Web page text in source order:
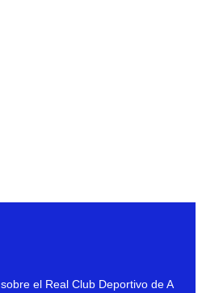
sobre el Real Club Deportivo de A